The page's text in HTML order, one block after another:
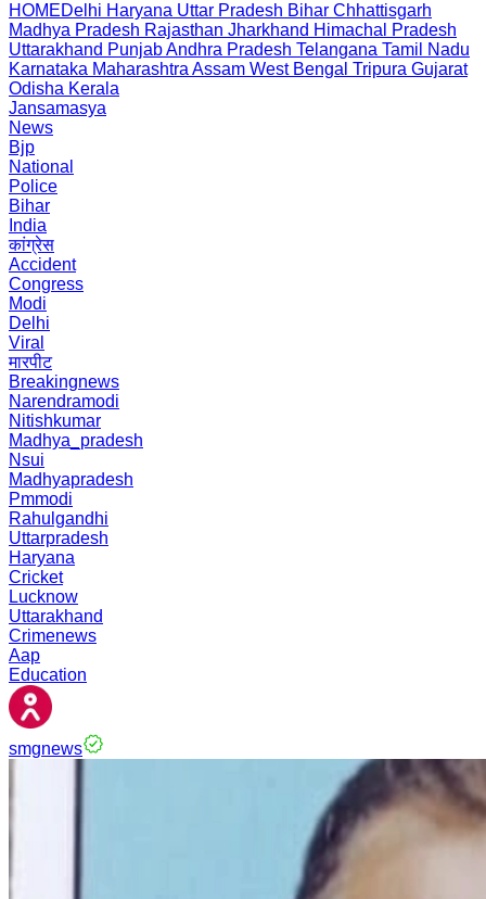
HOMEDelhi Haryana Uttar Pradesh Bihar Chhattisgarh
Madhya Pradesh Rajasthan Jharkhand Himachal Pradesh
Uttarakhand PunjabAndhra Pradesh Telangana Tamil Nadu
Karnataka Maharashtra Assam West Bengal Tripura Gujarat
Odisha Kerala
Jansamasya
News
Bjp
National
Police
Bihar
India
कांग्रेस
Accident
Congress
Modi
Delhi
Viral
मारपीट
Breakingnews
Narendramodi
Nitishkumar
Madhya_pradesh
Nsui
Madhyapradesh
Pmmodi
Rahulgandhi
Uttarpradesh
Haryana
Cricket
Lucknow
Uttarakhand
Crimenews
Aap
Education
smgnews